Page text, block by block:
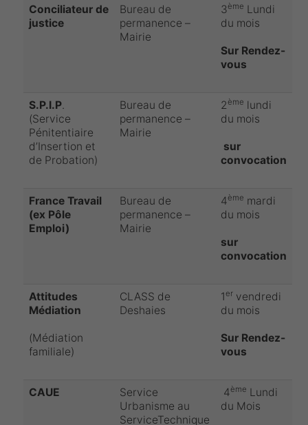
Conciliateur de
justice
Bureau de
permanence –
Mairie
3ème Lundi
du mois
Sur Rendez-
vous
S.P.I.P.
(Service
Pénitentiaire
d’Insertion et
de Probation)
Bureau de
permanence –
Mairie
2ème lundi
du mois
sur
convocation
France Travail
(ex Pôle
Emploi)
Bureau de
permanence –
Mairie
4ème mardi
du mois
sur
convocation
Attitudes
Médiation
(Médiation
familiale)
CLASS de
Deshaies
1ervendredi
du mois
Sur Rendez-
vous
CAUE
Service
Urbanisme au
ServiceTechnique
4ème Lundi
du Mois